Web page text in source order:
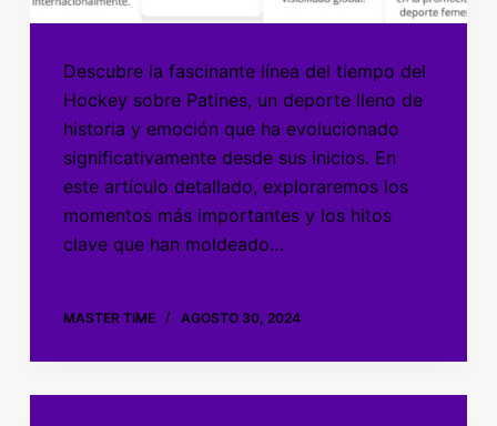
Descubre la fascinante línea del tiempo del
Hockey sobre Patines, un deporte lleno de
historia y emoción que ha evolucionado
significativamente desde sus inicios. En
este artículo detallado, exploraremos los
momentos más importantes y los hitos
clave que han moldeado…
MASTER TIME AGOSTO 30, 2024